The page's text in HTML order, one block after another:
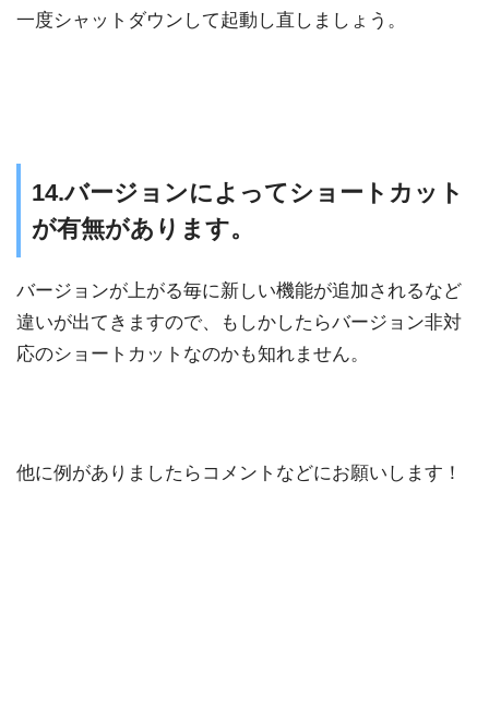
一度シャットダウンして起動し直しましょう。
14.バージョンによってショートカット
が有無があります。
バージョンが上がる毎に新しい機能が追加されるなど
違いが出てきますので、もしかしたらバージョン非対
応のショートカットなのかも知れません。
他に例がありましたらコメントなどにお願いします！